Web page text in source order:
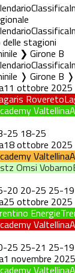
Classifica
Classifica
delle stagioni
❯ Girone B
Classifica
❭ Girone B
11 ottobre 2025
-25 18-25
18 ottobre 2025
-20 20-25 25-19
25 ottobre 2025
-25 25-21 25-19
1 novembre 2025